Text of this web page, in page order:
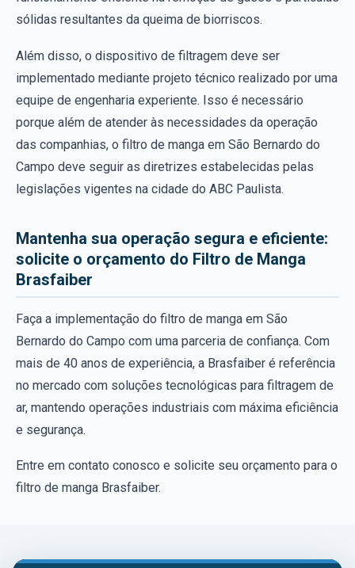
sólidas resultantes da queima de biorriscos.
Além disso, o dispositivo de filtragem deve ser
implementado mediante projeto técnico realizado por uma
equipe de engenharia experiente. Isso é necessário
porque além de atender às necessidades da operação
das companhias, o filtro de manga em São Bernardo do
Campo deve seguir as diretrizes estabelecidas pelas
legislações vigentes na cidade do ABC Paulista.
Mantenha sua operação segura e eficiente:
solicite o orçamento do Filtro de Manga
Brasfaiber
Faça a implementação do filtro de manga em São
Bernardo do Campo com uma parceria de confiança. Com
mais de 40 anos de experiência, a Brasfaiber é referência
no mercado com soluções tecnológicas para filtragem de
ar, mantendo operações industriais com máxima eficiência
e segurança.
Entre em contato conosco e solicite seu orçamento para o
filtro de manga Brasfaiber.